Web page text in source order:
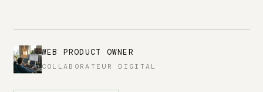
WEB PRODUCT OWNER
COLLABORATEUR DIGITAL